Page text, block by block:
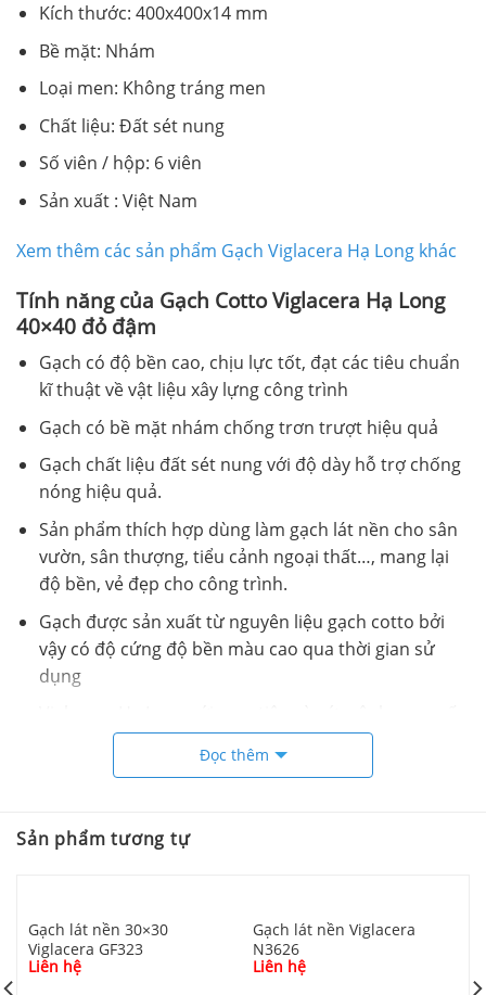
Kích thước: 400x400x14 mm
Bề mặt: Nhám
Loại men: Không tráng men
Chất liệu: Đất sét nung
Số viên / hộp: 6 viên
Sản xuất : Việt Nam
Xem thêm các sản phẩm Gạch Viglacera Hạ Long khác
Tính năng của Gạch Cotto Viglacera Hạ Long
40×40 đỏ đậm
Gạch có độ bền cao, chịu lực tốt, đạt các tiêu chuẩn
kĩ thuật về vật liệu xây lựng công trình
Gạch có bề mặt nhám chống trơn trượt hiệu quả
Gạch chất liệu đất sét nung với độ dày hỗ trợ chống
nóng hiệu quả.
Sản phẩm thích hợp dùng làm gạch lát nền cho sân
vườn, sân thượng, tiểu cảnh ngoại thất…, mang lại
độ bền, vẻ đẹp cho công trình.
Gạch được sản xuất từ nguyên liệu gạch cotto bởi
vậy có độ cứng độ bền màu cao qua thời gian sử
dụng
cho người tiêu dùng các sản phẩm gạch ngói, đất sét
nung, gạch ốp lát chất lượng cao, màu sắc tự nhiên
Đọc thêm
Sản phẩm tương tự
Gạch lát nền 30×30
Viglacera GF323
Liên hệ
Gạch lát nền Viglacera
N3626
Liên hệ